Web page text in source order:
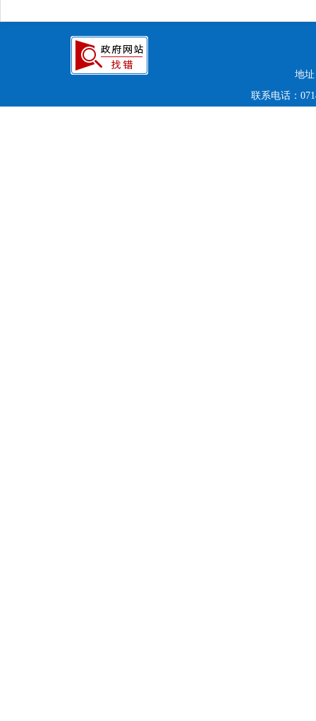
地
联系电话：